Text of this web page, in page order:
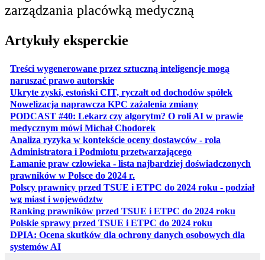
zarządzania placówką medyczną
Artykuły eksperckie
Treści wygenerowane przez sztuczną inteligencje mogą
naruszać prawo autorskieotwiera się w nowej karcie
Ukryte zyski, estoński CIT, ryczałt od dochodów spółekotwiera
Nowelizacja naprawcza KPC zażalenia zmianyotwiera się w
PODCAST #40: Lekarz czy algorytm? O roli AI w prawie
medycznym mówi Michał Chodorekotwiera się w nowej karcie
Analiza ryzyka w kontekście oceny dostawców - rola
Administratora i Podmiotu przetwarzającegootwiera się w
Łamanie praw człowieka - lista najbardziej doświadczonych
prawników w Polsce do 2024 r.
Polscy prawnicy przed TSUE i ETPC do 2024 roku - podział
wg miast i województwotwiera się w nowej karcie
Ranking prawników przed TSUE i ETPC do 2024 roku
Polskie sprawy przed TSUE i ETPC do 2024 roku
DPIA: Ocena skutków dla ochrony danych osobowych dla
systemów AIotwiera się w nowej karcie